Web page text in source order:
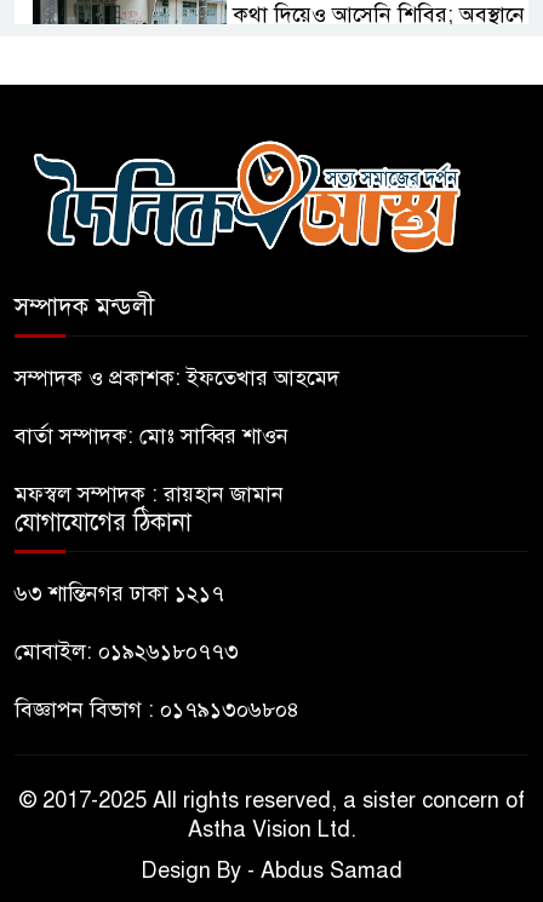
কথা দিয়েও আসেনি শিবির; অবস্থানে
বলাকা লাউঞ্জে আগুন
নীলফামারীতে ৫ দিনেও ফিরেনি
মেট্রিক টন টিয়ার শেল
মানবিক মূল্যবোধ সম্পন্ন বিচারকের
সম্পাদক মন্ডলী
সম্পাদক ও প্রকাশক: ইফতেখার আহমেদ
বার্তা সম্পাদক: মোঃ সাব্বির শাওন
মফস্বল সম্পাদক : রায়হান জামান
যোগাযোগের ঠিকানা
৬৩ শান্তিনগর ঢাকা ১২১৭
মোবাইল: ০১৯২৬১৮০৭৭৩
বিজ্ঞাপন বিভাগ : ০১৭৯১৩০৬৮০৪
© 2017-2025 All rights reserved, a sister concern of
Astha Vision Ltd.
Design By - Abdus Samad